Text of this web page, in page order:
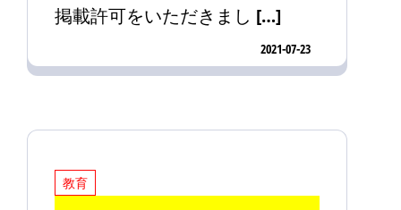
掲載許可をいただきまし […]
2021-07-23
教育